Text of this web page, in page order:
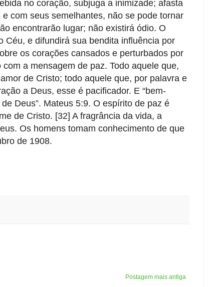
no coração, subjuga a inimizade; afasta
com seus semelhantes, não se pode tornar
encontrarão lugar; não existirá ódio. O
Céu, e difundirá sua bendita influência por
os corações cansados e perturbados por
a mensagem de paz. Todo aquele que,
de Cristo; todo aquele que, por palavra e
a Deus, esse é pacificador. E “bem-
Deus”. Mateus 5:9. O espírito de paz é
de Cristo. [32] A fragrância da vida, a
Os homens tomam conhecimento de que
de 1908.
Postagem mais antiga